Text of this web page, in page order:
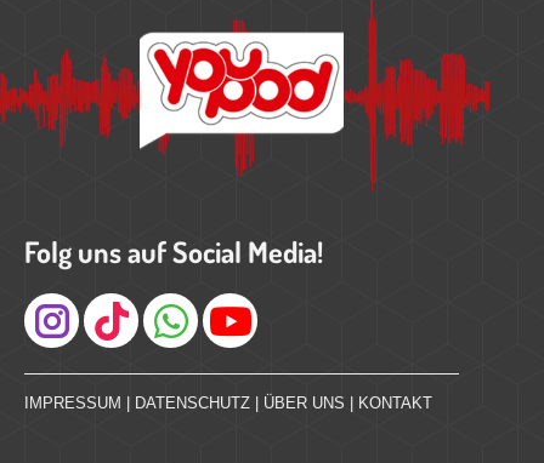
Folg uns auf Social Media!
Instagram
IMPRESSUM DATENSCHUTZ ÜBER UNS KONTAKT